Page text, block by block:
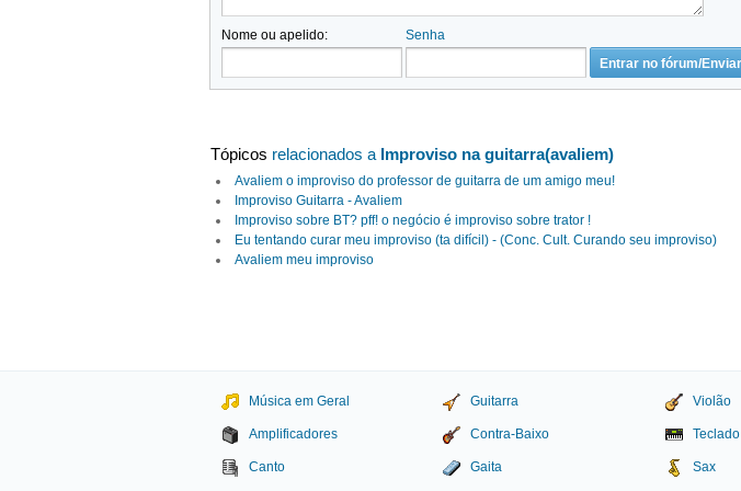
Nome ou apelido: Senha
Tópicos relacionados a Improviso na guitarra(avaliem)
Avaliem o improviso do professor de guitarra de um amigo meu!
Improviso Guitarra - Avaliem
Improviso sobre BT? pff! o negócio é improviso sobre trator !
Eu tentando curar meu improviso (ta difícil) - (Conc. Cult. Curando seu improviso)
Avaliem meu improviso
Música em Geral Guitarra Violão
Amplificadores Contra-Baixo Teclado
Canto Gaita Sax